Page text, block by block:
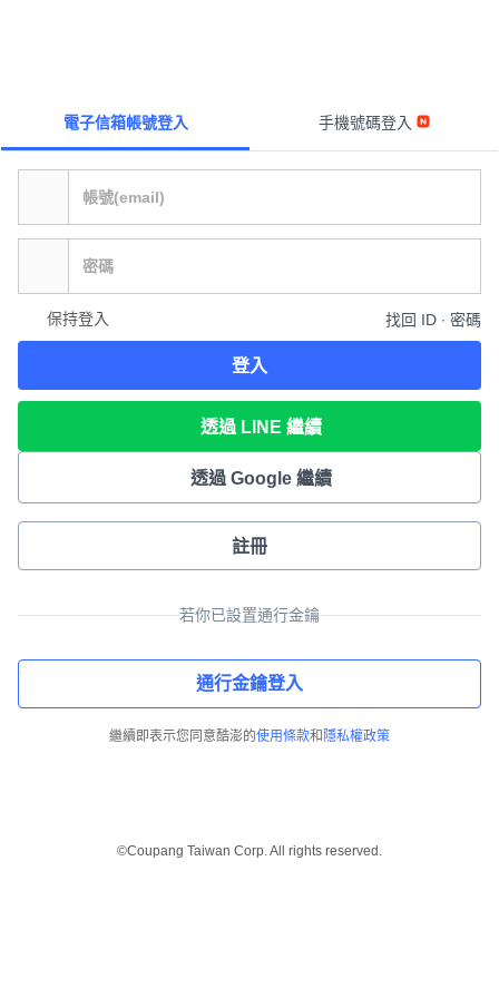
電子信箱帳號登入 手機號碼登入
保持登入 找回 ID ∙ 密碼
登入
透過 LINE 繼續
透過 Google 繼續
註冊
若你已設置通行金鑰
通行金鑰登入
繼續即表示您同意酷澎的使用條款和 隱私權政策
©Coupang Taiwan Corp. All rights reserved.